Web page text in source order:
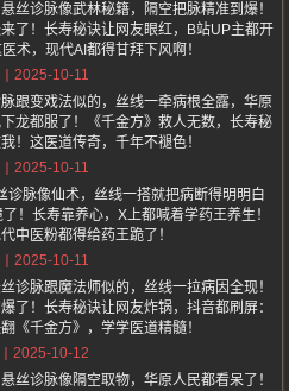
丝诊脉像武林秘籍，隔空把脉精准到爆！
了！长寿秘诀让网友眼红，B站UP主都开
术，现代AI都得甘拜下风啊！
2025-10-11
跟变戏法似的，丝线一牵病根全露，华原
龙都服了！《千金方》救人无数，长寿秘
！这医道传奇，千年不褪色！
2025-10-11
脉像仙术，丝线一搭就把病断得明明白
！长寿靠养心，X上都喊着学药王养生！
中医粉都得给药王跪了！
2025-10-11
诊脉跟魔法师似的，丝线一拉病因全现！
了！长寿秘诀让网友炸锅，抖音都刷屏：
《千金方》，学学医道精髓！
2025-10-12
丝诊脉像隔空取物，华原人民都看呆了！